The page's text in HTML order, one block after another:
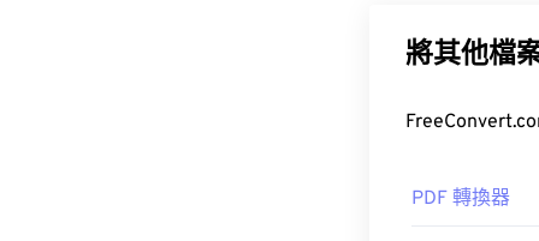
要將 PTX 轉換
開發者： 理光
何裝置或作業
如何開啟
大多數人在需
將其他檔
PDF 轉換器